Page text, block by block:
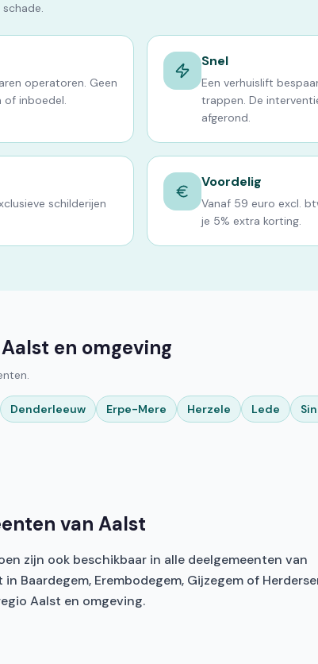
operatoren. Geen
of inboedel.
Snel
Een verhuislift
trappen. De
afgerond.
schilderijen
Voordelig
Vanaf 59 euro excl.
je 5% extra korting.
en omgeving
Denderleeuw Erpe-Mere Herzele Lede
van Aalst
zijn ook beschikbaar in alle deelgemeenten van
Baardegem, Erembodegem, Gijzegem of
Aalst en omgeving.